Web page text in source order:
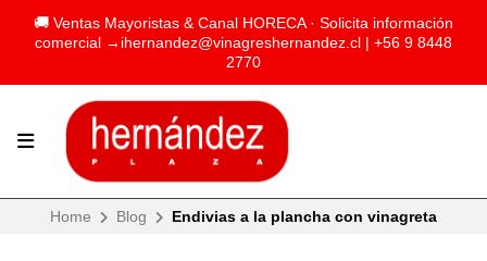
🚚 Ventas Mayoristas & Canal HORECA · Solicita información
comercial → ihernandez@vinagreshernandez.cl | +56 9 8448
2770
Home Blog Endivias a la plancha con vinagreta